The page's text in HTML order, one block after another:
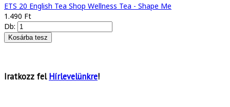
ETS 20 English Tea Shop Wellness Tea - Shape Me
1.490 Ft
Db:
Iratkozz felHírlevelünkre!